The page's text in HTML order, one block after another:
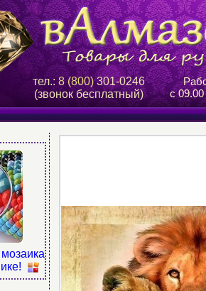
тел.:8 (800)301-0246
(звонок бесплатный)
с